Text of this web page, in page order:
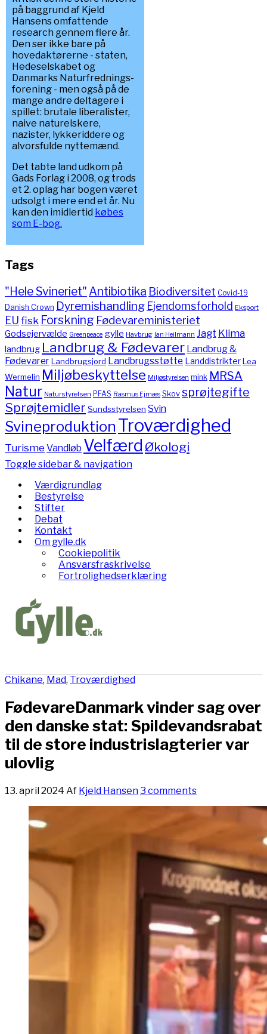
på baggrund af Kjeld
Hansens omfattende
research gennem flere år.
Den ser ikke bare på
hovedaktørerne - staten,
Hedeselskabet og
Danmarks Naturfrednings-
forening - men også på de
mange andre deltagere i
spillet: brutale liberalister,
naive naturelskere,
nazister, lykkeriddere og
alvorsfulde nyttemænd.
Det tabte land udkom på
Gads Forlag i 2008, og trods
et 2. oplag har bogen været
udsolgt i mere end et år. Nu
kan den imidlertid købes
som E-bog.
Tags
"Hele Svineriet" Antibiotika Biodiversitet Covid-19
Danish Crown Dyremishandling Ejendomsforhold Eksport
EUfisk Forskning Fødevareministeriet
Godsejervælde Greenpeace gylle Havbrug Ian Heilmann Jagt Klima
landbrug Landbrug & Fødevarer Landbrug &
FødevarerLandbrugsjord Landbrugsstøtte LanddistrikterLea
Wermelin Miljøbeskyttelse Miljøstyrelsen mink MRSA
Natur Naturstyrelsen PFAS Rasmus Ejrnæs Skov sprøjtegifte
Sprøjtemidler Sundsstyrelsen Svin
Svineproduktion Troværdighed
TurismeVandløb Velfærd Økologi
Toggle sidebar & navigation
Værdigrundlag
Bestyrelse
Stifter
Debat
Kontakt
Om gylle.dk
Cookiepolitik
Ansvarsfraskrivelse
Fortrolighedserklæring
Chikane, Mad, Troværdighed
FødevareDanmark vinder sag over
den danske stat: Spildevandsrabat
til de store industrislagterier var
ulovlig
13. april 2024 Af Kjeld Hansen3 comments